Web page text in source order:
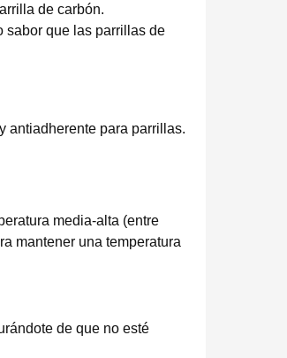
de carbón.
sabor que las parrillas de
antiadherente para parrillas.
media-alta (entre
mantener una temperatura
de que no esté